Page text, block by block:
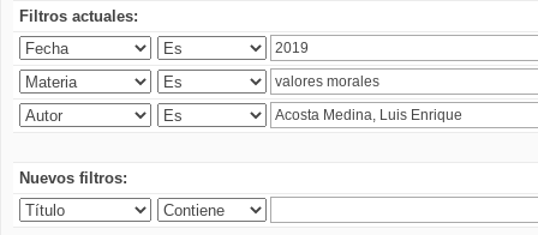
Filtros actuales:
Nuevos filtros: